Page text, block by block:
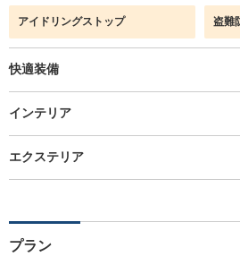
アイドリングストップ 盗難
快適装備
インテリア
エクステリア
プラン